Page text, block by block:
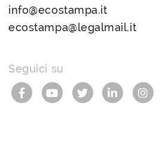
info@ecostampa.it
ecostampa@legalmail.it
Seguici su